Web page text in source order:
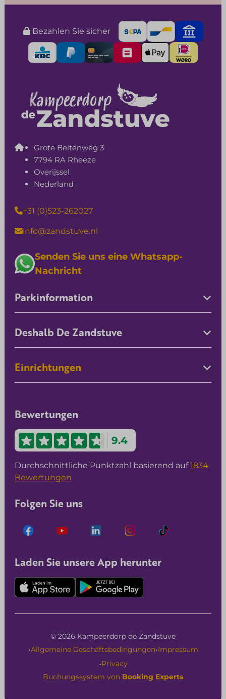
Bezahlen Sie sicher
Grote Beltenweg 3
7794 RA Rheeze
Overijssel
Nederland
+31 (0)523-262027
info@zandstuve.nl
Senden Sie uns eine Whatsapp-
Nachricht
Parkinformation
Deshalb De Zandstuve
Einrichtungen
Bewertungen
9.4
Durchschnittliche Punktzahl basierend auf1834
Bewertungen
Folgen Sie uns
Laden Sie unsere App herunter
© 2026 Kampeerdorp de Zandstuve
·Allgemeine Geschäftsbedingungen·Impressum
·Privacy
Buchungssystem von Booking Experts